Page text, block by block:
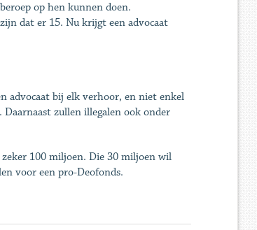
op hen kunnen doen.
dat er 15. Nu krijgt een advocaat
advocaat bij elk verhoor, en niet enkel
zullen illegalen ook onder
100 miljoen. Die 30 miljoen wil
voor een pro-Deofonds.